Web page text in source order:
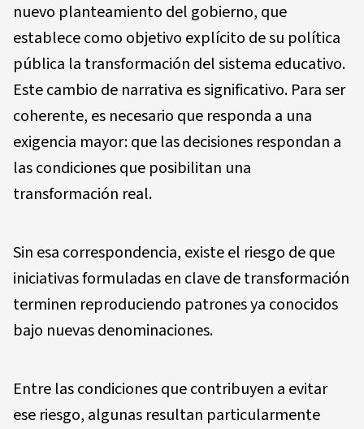
nuevo planteamiento del gobierno, que
establece como objetivo explícito de su política
pública la transformación del sistema educativo.
Este cambio de narrativa es significativo. Para ser
coherente, es necesario que responda a una
exigencia mayor: que las decisiones respondan a
las condiciones que posibilitan una
transformación real.
Sin esa correspondencia, existe el riesgo de que
iniciativas formuladas en clave de transformación
terminen reproduciendo patrones ya conocidos
bajo nuevas denominaciones.
Entre las condiciones que contribuyen a evitar
ese riesgo, algunas resultan particularmente